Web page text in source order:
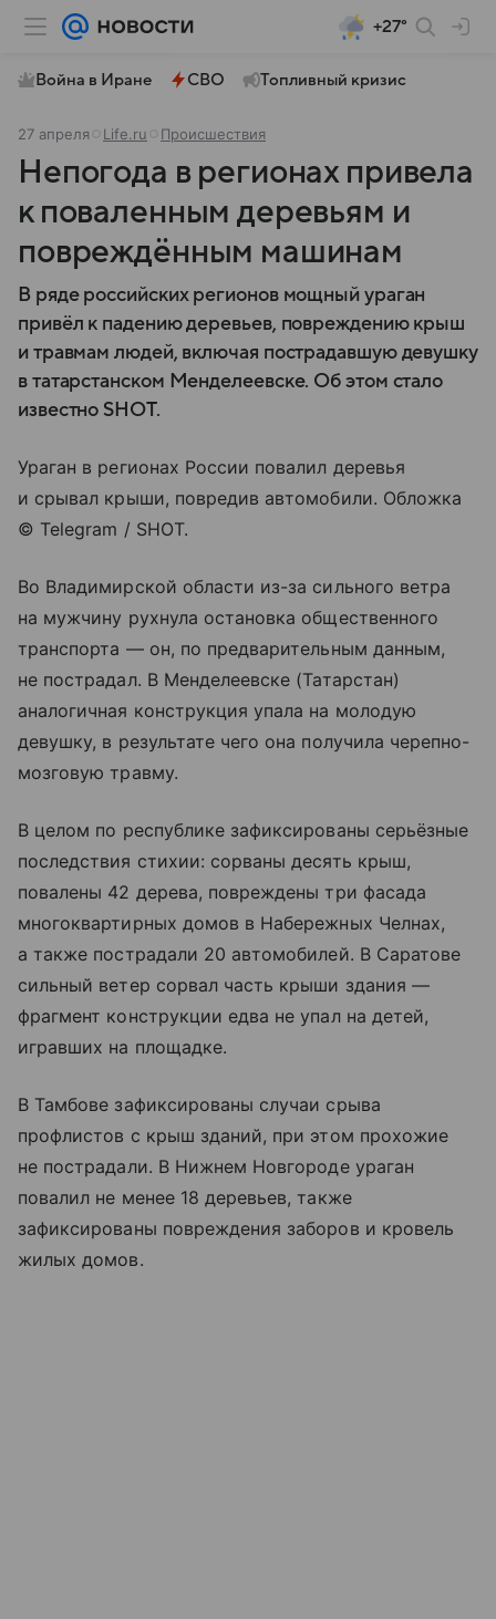
+27°
Война в Иране СВО Топливный кризис
27 апреля Life.ru Происшествия
Непогода в регионах привела
к поваленным деревьям и
повреждённым машинам
В ряде российских регионов мощный ураган
привёл к падению деревьев, повреждению крыш
и травмам людей, включая пострадавшую девушку
в татарстанском Менделеевске. Об этом стало
известно SHOT.
Ураган в регионах России повалил деревья
и срывал крыши, повредив автомобили. Обложка
© Telegram / SHOT.
Во Владимирской области из-за сильного ветра
на мужчину рухнула остановка общественного
транспорта — он, по предварительным данным,
не пострадал. В Менделеевске (Татарстан)
аналогичная конструкция упала на молодую
девушку, в результате чего она получила черепно-
мозговую травму.
В целом по республике зафиксированы серьёзные
последствия стихии: сорваны десять крыш,
повалены 42 дерева, повреждены три фасада
многоквартирных домов в Набережных Челнах,
а также пострадали 20 автомобилей. В Саратове
сильный ветер сорвал часть крыши здания —
фрагмент конструкции едва не упал на детей,
игравших на площадке.
В Тамбове зафиксированы случаи срыва
профлистов с крыш зданий, при этом прохожие
не пострадали. В Нижнем Новгороде ураган
повалил не менее 18 деревьев, также
зафиксированы повреждения заборов и кровель
жилых домов.